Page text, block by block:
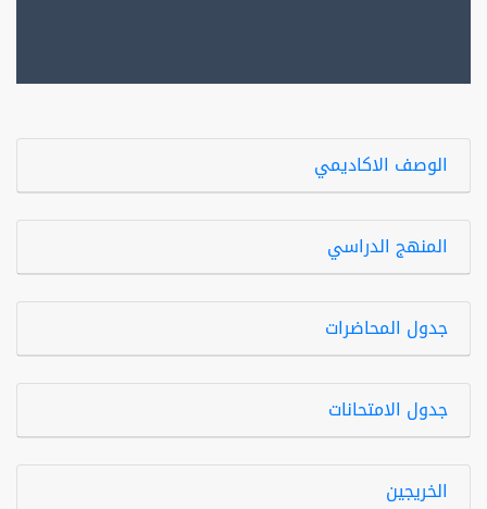
الوصف الاكاديمي
المنهج الدراسي
جدول المحاضرات
جدول الامتحانات
الخريجين